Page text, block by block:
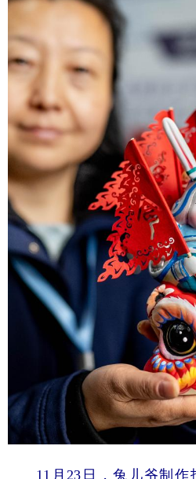
11月23日，兔儿爷制作